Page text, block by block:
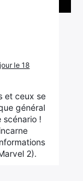
le 18
et ceux se
général
scénario !
2).